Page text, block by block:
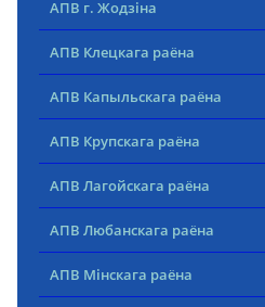
АПВ г. Жодзіна
АПВ Клецкага раёна
АПВ Капыльскага раёна
АПВ Крупскага раёна
АПВ Лагойскага раёна
АПВ Любанскага раёна
АПВ Мінскага раёна